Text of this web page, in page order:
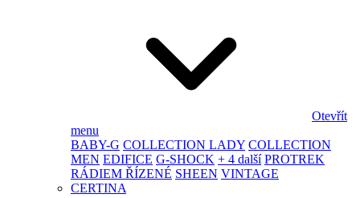
Otevřít
menu
BABY-G COLLECTION LADY COLLECTION
MEN EDIFICE G-SHOCK + 4 další PROTREK
RÁDIEM ŘÍZENÉ SHEEN VINTAGE
CERTINA